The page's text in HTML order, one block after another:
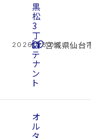
2026.08.08
cottage
黒
松
3
丁
目
テ
ナ
ン
ト
location_on宮城県仙台
オ
ル